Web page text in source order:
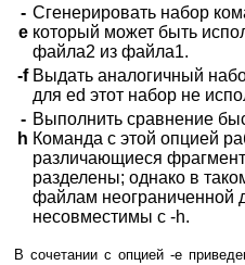
-
e
Сгенерировать набор
который может быть
файла2 из файла1.
-f Выдать аналогичный
для ed этот набор не
-
h
Выполнить сравнение
Команда с этой опцией
различающиеся
разделены; однако в
файлам неограниченной
несовместимы с -h.
В сочетании с опцией -e